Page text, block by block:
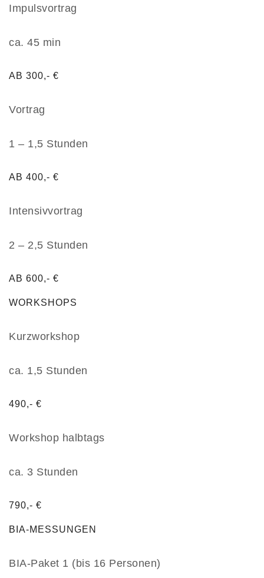
Impulsvortrag
ca. 45 min
AB 300,- €
Vortrag
1 – 1,5 Stunden
AB 400,- €
Intensivvortrag
2 – 2,5 Stunden
AB 600,- €
WORKSHOPS
Kurzworkshop
ca. 1,5 Stunden
490,- €
Workshop halbtags
ca. 3 Stunden
790,- €
BIA-MESSUNGEN
BIA-Paket 1 (bis 16 Personen)